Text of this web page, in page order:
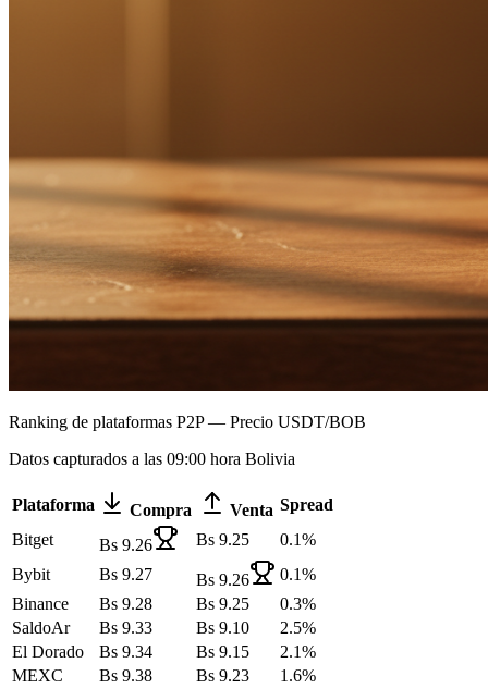
Ranking de plataformas P2P — Precio USDT/BOB
Datos capturados a las 09:00 hora Bolivia
Plataforma Compra Venta Spread
Bitget
Bs 9.26 Bs 9.25 0.1%
Bybit
Bs 9.27 Bs 9.26 0.1%
Binance
Bs 9.28 Bs 9.25 0.3%
SaldoAr
Bs 9.33 Bs 9.10 2.5%
El Dorado
Bs 9.34 Bs 9.15 2.1%
MEXC
Bs 9.38 Bs 9.23 1.6%